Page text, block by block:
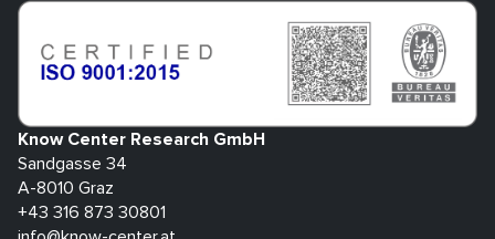
Know Center Research GmbH
Sandgasse 34
A-8010 Graz
+43 316 873 30801